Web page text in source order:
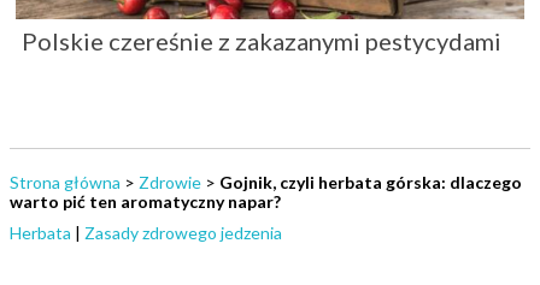
Polskie czereśnie z zakazanymi pestycydami
Strona główna > Zdrowie > Gojnik, czyli herbata górska: dlaczego
warto pić ten aromatyczny napar?
Herbata | Zasady zdrowego jedzenia